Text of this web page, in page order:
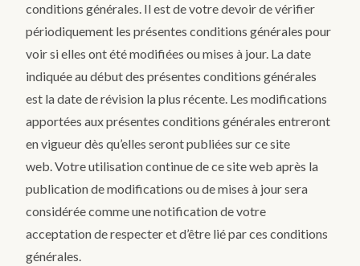
conditions générales. Il est de votre devoir de vérifier
périodiquement les présentes conditions générales pour
voir si elles ont été modifiées ou mises à jour. La date
indiquée au début des présentes conditions générales
est la date de révision la plus récente. Les modifications
apportées aux présentes conditions générales entreront
en vigueur dès qu’elles seront publiées sur ce site
web. Votre utilisation continue de ce site web après la
publication de modifications ou de mises à jour sera
considérée comme une notification de votre
acceptation de respecter et d’être lié par ces conditions
générales.